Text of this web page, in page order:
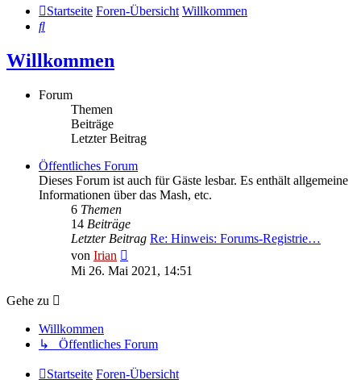
Startseite Foren-Übersicht Willkommen
Suche
Willkommen
Forum
Themen
Beiträge
Letzter Beitrag
Öffentliches Forum
Dieses Forum ist auch für Gäste lesbar. Es enthält allgemeine
Informationen über das Mash, etc.
6 Themen
14 Beiträge
Letzter Beitrag Re: Hinweis: Forums-Registrie…
von Irian
Beitrag
Mi 26. Mai 2021, 14:51
Gehe zu
Willkommen
↳ Öffentliches Forum
Startseite Foren-Übersicht